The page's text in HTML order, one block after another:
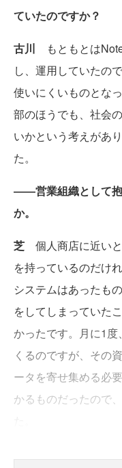
ていたのですか？
古川 もともとは
し、運用していたの
使いにくいものとな
部のほうでも、社会
いかという考えがあ
た。
――営業組織として抱
か。
芝 個人商店に近い
を持っているのだけ
システムはあったも
をしてしまっていた
かったです。月に1
くるのですが、その
ータを寄せ集める必
かるものだったので